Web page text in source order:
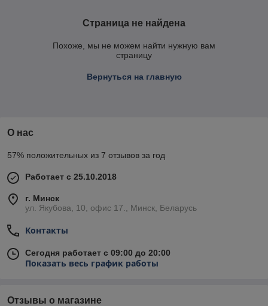
Страница не найдена
Похоже, мы не можем найти нужную вам
страницу
Вернуться на главную
О нас
57% положительных из 7 отзывов за год
Работает с 25.10.2018
г. Минск
ул. Якубова, 10, офис 17., Минск, Беларусь
Контакты
Сегодня работает с 09:00 до 20:00
Показать весь график работы
Отзывы о магазине